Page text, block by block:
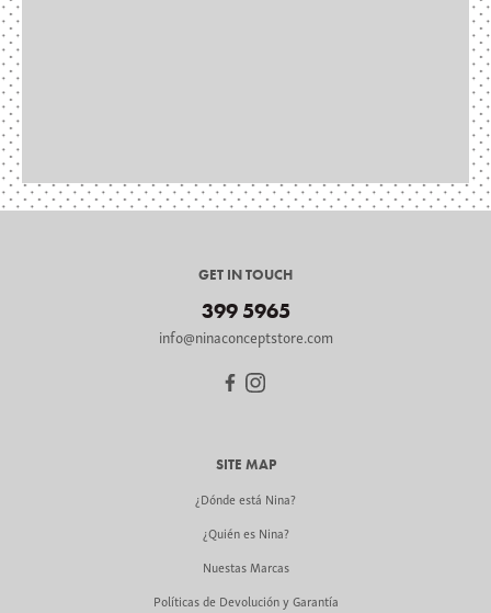
GET IN TOUCH
399 5965
info@ninaconceptstore.com
SITE MAP
¿Dónde está Nina?
¿Quién es Nina?
Nuestas Marcas
Políticas de Devolución y Garantía